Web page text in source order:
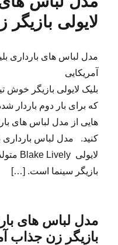
لایولی
مدل لباس های بارداری
آمریکایی
بلیک لایولی بازیگر
که برای بار دوم
هایی از مدل لباس های
بازیگر سینما است. […]
مدل لباس های
بازیگر زن جذاب